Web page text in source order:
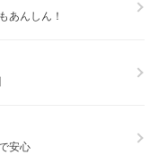
あんしん！
安心